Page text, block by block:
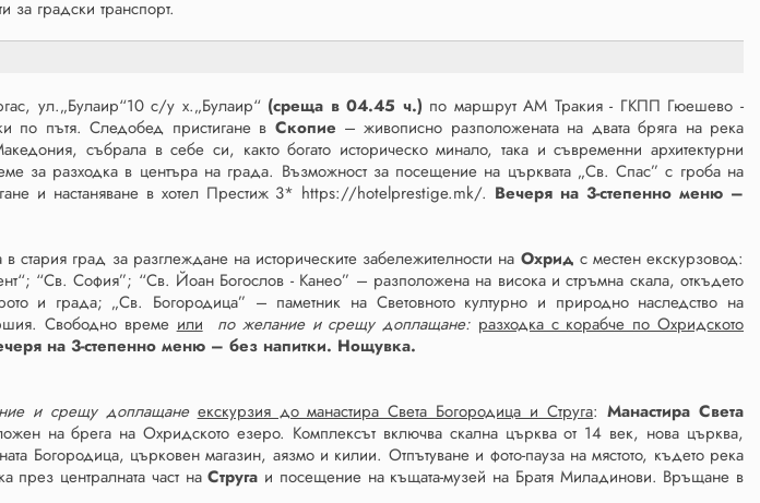
за градски транспорт.
ул.„Булаир“10 с/у х.„Булаир“ (среща в 04.45 ч.) по маршрут АМ Тракия - ГКПП Гюешево -
по пътя. Следобед пристигане в Скопие – живописно разположената на двата бряга на река
събрала в себе си, както богато историческо минало, така и съвременни архитектурни
за разходка в центъра на града. Възможност за посещение на църквата „Св. Спас” с гроба на
и настаняване в хотел Престиж 3* https://hotelprestige.mk/. Вечеря на 3-степенно меню –
стария град за разглеждане на историческите забележителности на Охрид с местен екскурзовод:
“Св. София”; “Св. Йоан Богослов - Канео” – разположена на висока и стръмна скала, откъдето
и града; „Св. Богородица” – паметник на Световното културно и природно наследство на
Свободно време или по желание и срещу доплащане: разходка с корабче по Охридското
на 3-степенно меню – без напитки. Нощувка.
и срещу доплащане екскурзия до манастира Света Богородица и Струга:Манастира Света
на брега на Охридското езеро. Комплексът включва скална църква от 14 век, нова църква,
Богородица, църковен магазин, аязмо и килии. Отпътуване и фото-пауза на мястото, където река
през централната част наСтруга и посещение на къщата-музей на Братя Миладинови. Връщане в